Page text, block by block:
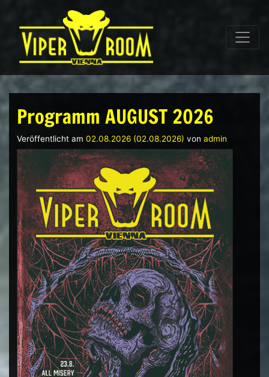
Hauptnavigation
Programm AUGUST 2026
Veröffentlicht am 02.08.2026(02.08.2026) von admin